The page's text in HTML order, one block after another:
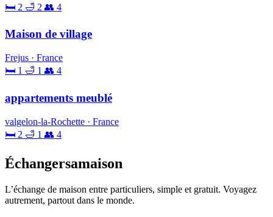
🛏 2 🛁 2 👥 4
Maison de village
Frejus · France
🛏 1 🛁 1 👥 4
appartements meublé
valgelon-la-Rochette · France
🛏 2 🛁 1 👥 4
Échangersamaison
L’échange de maison entre particuliers, simple et gratuit. Voyagez
autrement, partout dans le monde.